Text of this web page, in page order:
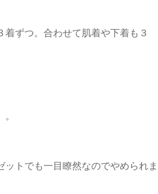
ずつ。合わせて肌着や下着も３
トでも一目瞭然なのでやめられま